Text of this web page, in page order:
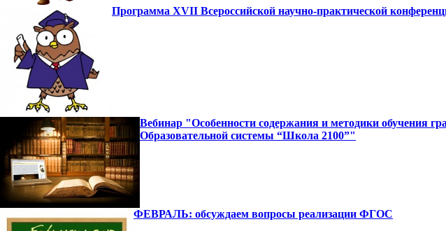
Программа XVII Всероссийской научно-практической
Вебинар "Особенности содержания и методики обучения
Образовательной системы “Школа 2100”"
ФЕВРАЛЬ: обсуждаем вопросы реализации ФГОС